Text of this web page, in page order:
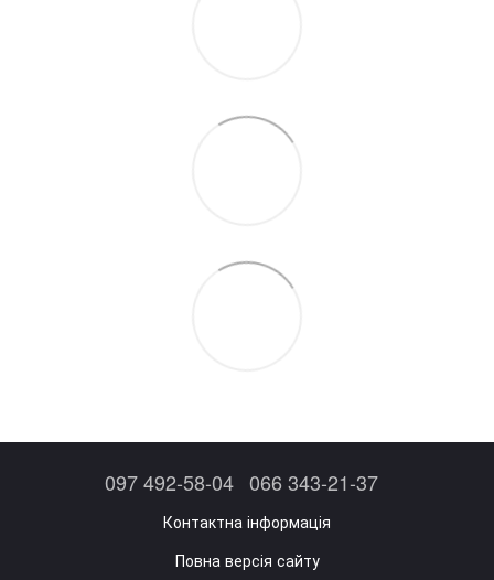
097 492-58-04 066 343-21-37
Контактна інформація
Повна версія сайту